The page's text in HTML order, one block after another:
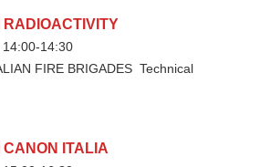
14:30
FIRE BRIGADES Technical
ITALIA